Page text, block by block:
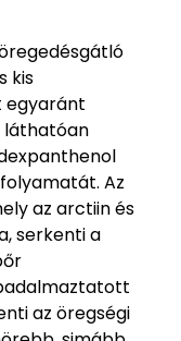
kis
egyaránt
láthatóan
Az
az arctiin és
serkenti a
az öregségi